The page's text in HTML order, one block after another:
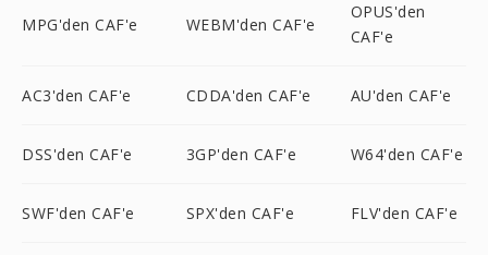
MPG'den CAF'e WEBM'den CAF'e
OPUS'den
CAF'e
AC3'den CAF'e CDDA'den CAF'e AU'den CAF'e
DSS'den CAF'e 3GP'den CAF'e W64'den CAF'e
SWF'den CAF'e SPX'den CAF'e FLV'den CAF'e